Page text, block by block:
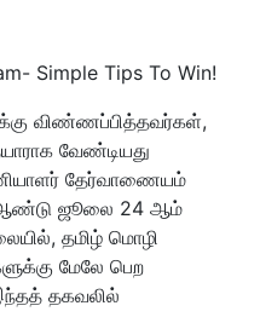
விண்ணப்பித்தவர்கள்,
வேண்டியது
தேர்வாணையம்
ஆண்டு ஜூலை 24 ஆம்
தமிழ் மொழி
மேலே பெற
தகவலில்